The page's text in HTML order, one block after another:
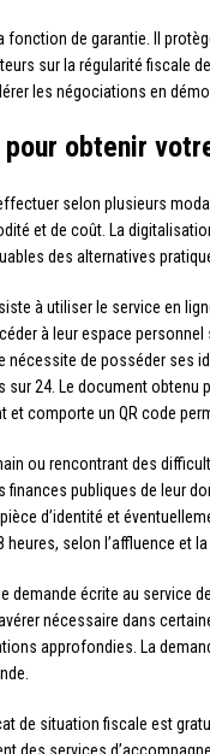
fonction de garantie. Il
sur la régularité fiscale
les négociations en
obtenir
selon plusieurs
et de coût. La
des alternatives
à utiliser le service en
à leur espace
nécessite de posséder ses
24. Le document obtenu
et comporte un QR code
ou rencontrant des
publiques de leur
d’identité et
selon l’affluence et
écrite au service
nécessaire dans
approfondies. La
de situation fiscale est